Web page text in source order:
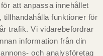
att anpassa innehållet
tillhandahålla funktioner för
trafik. Vi vidarebefordrar
information från din
och analysföretag